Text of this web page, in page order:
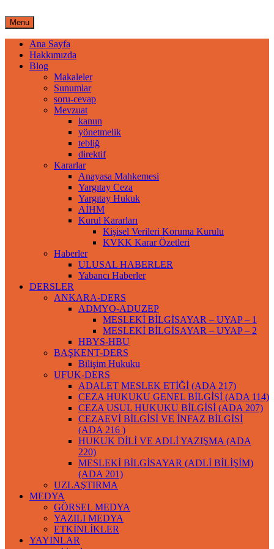
to
content
Menu
Ana Sayfa
Hakkımızda
Blog
Makaleler
Sunumlar
soru-cevap
Mevzuat
kanun
yönetmelik
tebliğ
direktif
Kararlar
Anayasa Mahkemesi
Yargıtay Ceza
Yargıtay Hukuk
AİHM
Kurul Kararları
Kişisel Verileri Koruma Kurulu
KVKK Karar Özetleri
Haberler
ULUSAL HABERLER
Yabancı Haberler
DERSLER
ANKARA-DERS
ADMYO-ADUZEP
MESLEKİ BİLGİSAYAR – UYAP – 1
MESLEKİ BİLGİSAYAR – UYAP – 2
HBYS-HBU
BAŞKENT-DERS
Bilişim Hukuku
UFUK-DERS
ADALET MESLEK ETİĞİ (ADA 217)
CEZA HUKUKU GENEL BİLGİSİ (ADA 114)
CEZA USUL HUKUKU BİLGİSİ (ADA 207)
CEZAEVİ BİLGİSİ VE İNFAZ BİLGİSİ
(ADA 216 )
HUKUK DİLİ VE ADLİ YAZIŞMA (ADA
220)
MESLEKİ BİLGİSAYAR (ADLİ BİLİŞİM)
(ADA 201)
UZLAŞTIRMA
MEDYA
GÖRSEL MEDYA
YAZILI MEDYA
ETKİNLİKLER
YAYINLAR